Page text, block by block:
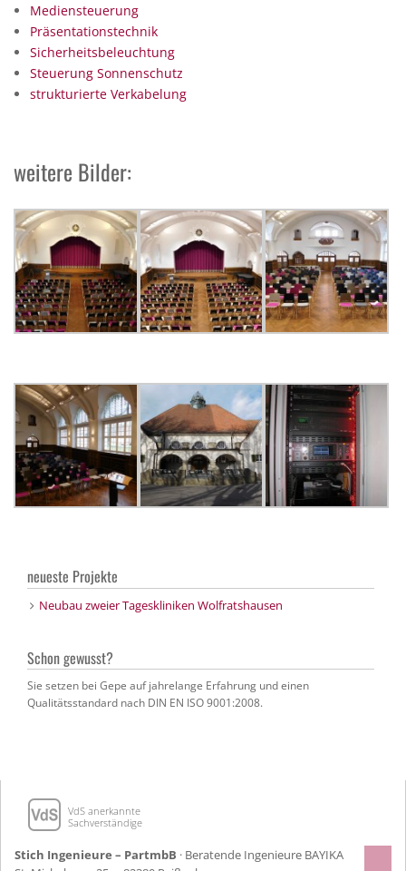
Mediensteuerung
Präsentationstechnik
Sicherheitsbeleuchtung
Steuerung Sonnenschutz
strukturierte Verkabelung
weitere Bilder:
neueste Projekte
Neubau zweier Tageskliniken Wolfratshausen
Schon gewusst?
Sie setzen bei Gepe auf jahrelange Erfahrung und einen
Qualitätsstandard nach DIN EN ISO 9001:2008.
VdS anerkannte
Sachverständige
Stich Ingenieure – PartmbB · Beratende Ingenieure BAYIKA